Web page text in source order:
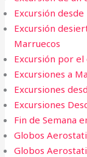
Excursión
Excursión
Marruecos
Excursión por
Excursiones a
Excursiones
Excursiones
Fin de Semana
Globos
Globos